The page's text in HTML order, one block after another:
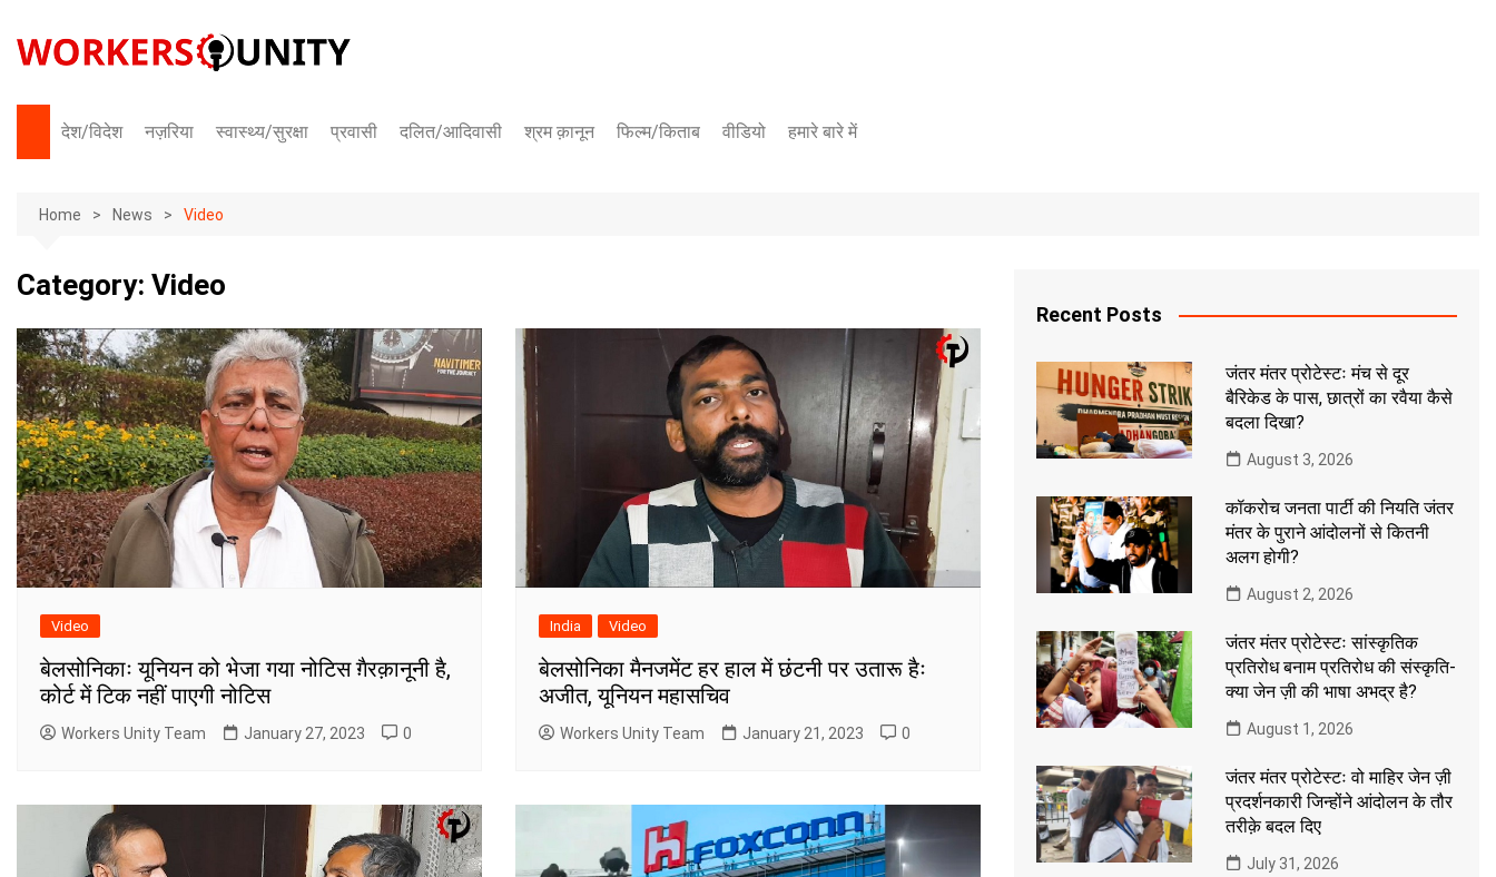
content
देश/विदेश
अंतराष्ट्रीय
नज़रिया स्वास्थ्य/सुरक्षा प्रवासी दलित/आदिवासी श्रम क़ानून फिल्म/किताब वीडियो हमारे बारे में
Home News Video
Category: Video
Video
बेलसोनिकाः यूनियन को भेजा गया नोटिस ग़ैरक़ानूनी है,
कोर्ट में टिक नहीं पाएगी नोटिस
Workers Unity Team January 27, 2023 0
India Video
बेलसोनिका मैनजमेंट हर हाल में छंटनी पर उतारू हैः
अजीत, यूनियन महासचिव
Workers Unity Team January 21, 2023 0
Recent Posts
जंतर मंतर प्रोटेस्टः मंच से दूर
बैरिकेड के पास, छात्रों का रवैया कैसे
बदला दिखा?
August 3, 2026
कॉकरोच जनता पार्टी की नियति जंतर
मंतर के पुराने आंदोलनों से कितनी
अलग होगी?
August 2, 2026
जंतर मंतर प्रोटेस्टः सांस्कृतिक
प्रतिरोध बनाम प्रतिरोध की संस्कृति-
क्या जेन ज़ी की भाषा अभद्र है?
August 1, 2026
जंतर मंतर प्रोटेस्टः वो माहिर जेन ज़ी
प्रदर्शनकारी जिन्होंने आंदोलन के तौर
तरीक़े बदल दिए
July 31, 2026